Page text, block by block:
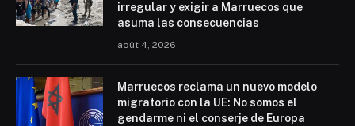
irregular y exigir a Marruecos que
asuma las consecuencias
août 4, 2026
Marruecos reclama un nuevo modelo
migratorio con la UE: No somos el
gendarme ni el conserje de Europa